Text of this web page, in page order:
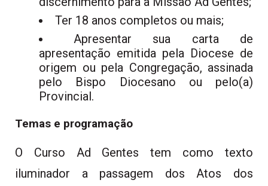
Ter 18 anos completos ou mais;
Apresentar sua carta de
apresentação emitida pela Diocese de
origem ou pela Congregação, assinada
pelo Bispo Diocesano ou pelo(a)
Provincial.
Temas e programação
O Curso Ad Gentes tem como texto
iluminador a passagem dos Atos dos